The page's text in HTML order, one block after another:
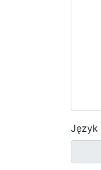
Język